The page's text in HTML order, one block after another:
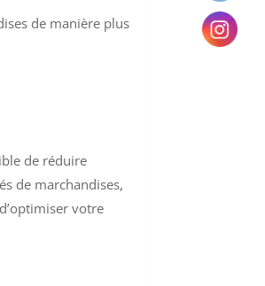
de manière plus
de réduire
de marchandises,
votre